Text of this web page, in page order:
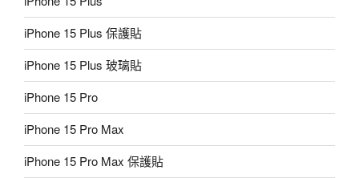
iPhone 15 Plus 保護貼
iPhone 15 Plus 玻璃貼
iPhone 15 Pro
iPhone 15 Pro Max
iPhone 15 Pro Max 保護貼